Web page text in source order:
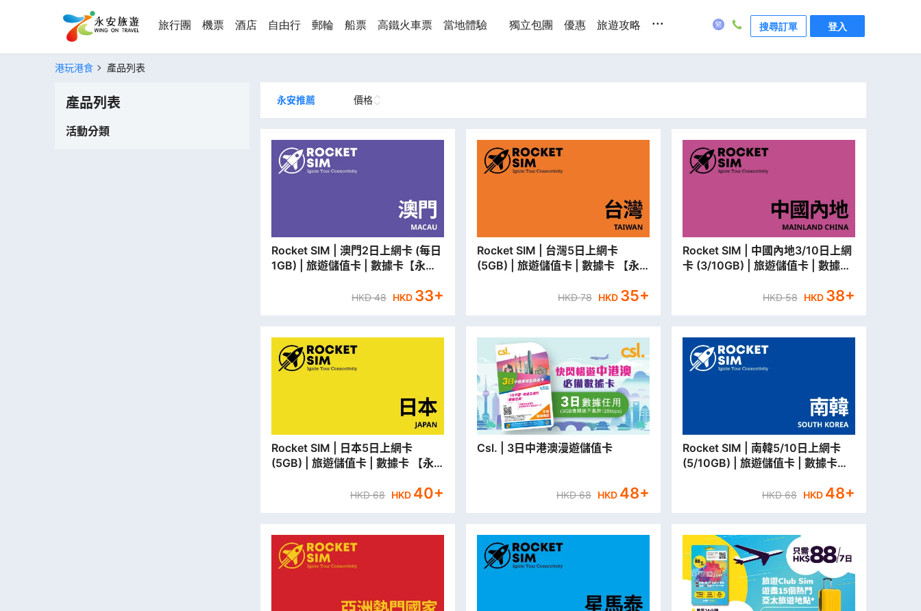
旅行團 機票 酒店 自由行 郵輪 船票 高鐵火車票 當地體驗 獨立包團 優惠 旅遊攻略 ... 搜尋訂單 登入
港玩港食 產品列表
產品列表
活動分類
永安推薦 價格
Rocket SIM | 澳門2日上網卡 (每日
1GB) | 旅遊儲值卡 | 數據卡【永安
HKD48 HKD 33+
Rocket SIM | 台灣5日上網卡
(5GB) | 旅遊儲值卡 | 數據卡 【永
HKD78 HKD 35+
Rocket SIM | 中國內地3/10日上網
卡 (3/10GB) | 旅遊儲值卡 | 數據卡
HKD58 HKD 38+
Rocket SIM | 日本5日上網卡
(5GB) | 旅遊儲值卡 | 數據卡 【永
HKD68 HKD 40+
Csl. | 3日中港澳漫遊儲值卡
HKD68 HKD 48+
Rocket SIM | 南韓5/10日上網卡
(5/10GB) | 旅遊儲值卡 | 數據卡
HKD68 HKD 48+